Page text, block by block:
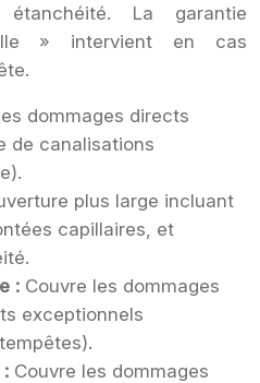
La garantie
» intervient en cas
dommages directs
de canalisations
plus large incluant
capillaires, et
: Couvre les dommages
exceptionnels
: Couvre les dommages